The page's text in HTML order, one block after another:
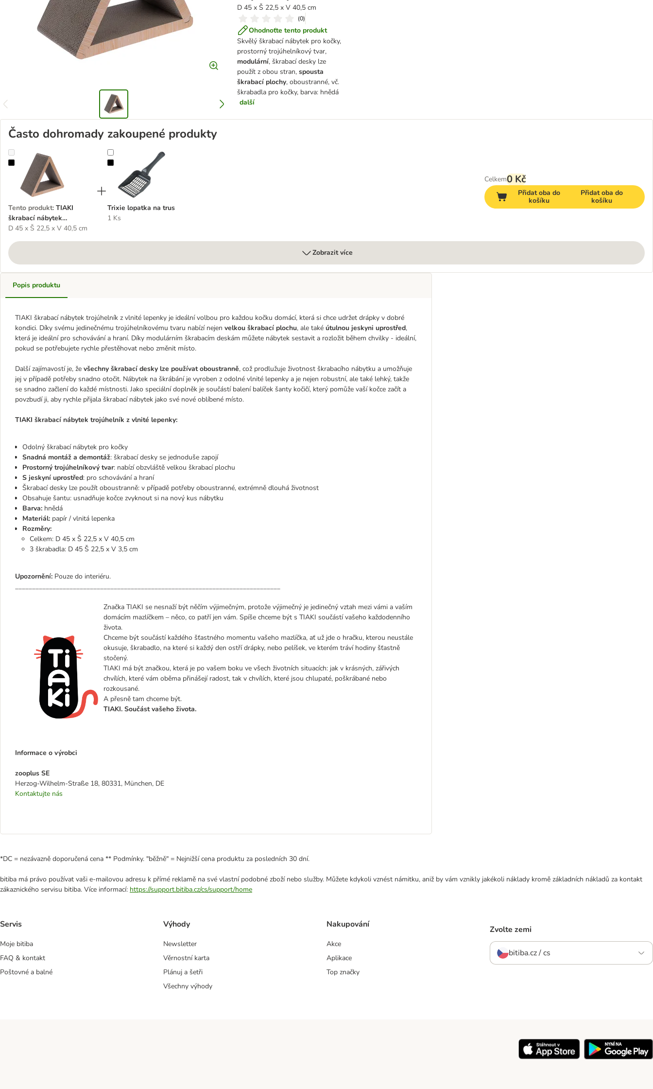
D 45 x Š 22,5 x V 40,5 cm
(0)
Ohodnoťte tento produkt
Skvělý škrabací nábytek pro kočky,
prostorný trojúhelníkový tvar,
modulární, škrabací desky lze
použít z obou stran, spousta
škrabací plochy, oboustranné, vč.
škrabadla pro kočky, barva: hnědá
další
Často dohromady zakoupené produkty
TIAKI škrabací nábytek trojúhelník z vlnité lepenky
Tento produkt: TIAKI
škrabací nábytek
trojúhelník z vlnité lepenky
D 45 x Š 22,5 x V 40,5 cm
Trixie lopatka na trus
Trixie lopatka na trus
1 Ks
Celkem0 Kč
Přidat oba do
košíku
Přidat oba do
košíku
Zobrazit více
Popis produktu
TIAKI škrabací nábytek trojúhelník z vlnité lepenky je ideální volbou pro každou kočku domácí, která si chce udržet drápky v dobré
kondici. Díky svému jedinečnému trojúhelníkovému tvaru nabízí nejen velkou škrabací plochu, ale také útulnou jeskyni uprostřed,
která je ideální pro schovávání a hraní. Díky modulárním škrabacím deskám můžete nábytek sestavit a rozložit během chvilky - ideální,
pokud se potřebujete rychle přestěhovat nebo změnit místo.
Další zajímavostí je, že všechny škrabací desky lze používat oboustranně, což prodlužuje životnost škrabacího nábytku a umožňuje
jej v případě potřeby snadno otočit. Nábytek na škrábání je vyroben z odolné vlnité lepenky a je nejen robustní, ale také lehký, takže
se snadno začlení do každé místnosti. Jako speciální doplněk je součástí balení balíček šanty kočičí, který pomůže vaší kočce začít a
povzbudí ji, aby rychle přijala škrabací nábytek jako své nové oblíbené místo.
TIAKI škrabací nábytek trojúhelník z vlnité lepenky:
Odolný škrabací nábytek pro kočky
Snadná montáž a demontáž: škrabací desky se jednoduše zapojí
Prostorný trojúhelníkový tvar: nabízí obzvláště velkou škrabací plochu
S jeskyní uprostřed: pro schovávání a hraní
Škrabací desky lze použít oboustranně: v případě potřeby oboustranné, extrémně dlouhá životnost
Obsahuje šantu: usnadňuje kočce zvyknout si na nový kus nábytku
Barva: hnědá
Materiál: papír / vlnitá lepenka
Rozměry:
Celkem: D 45 x Š 22,5 x V 40,5 cm
3 škrabadla: D 45 Š 22,5 x V 3,5 cm
Upozornění: Pouze do interiéru.
______________________________________________________________________________
Značka TIAKI se nesnaží být něčím výjimečným, protože výjimečný je jedinečný vztah mezi vámi a vaším
domácím mazlíčkem – něco, co patří jen vám. Spíše chceme být s TIAKI součástí vašeho každodenního
života.
Chceme být součástí každého šťastného momentu vašeho mazlíčka, ať už jde o hračku, kterou neustále
okusuje, škrabadlo, na které si každý den ostří drápky, nebo pelíšek, ve kterém tráví hodiny šťastně
stočený.
TIAKI má být značkou, která je po vašem boku ve všech životních situacích: jak v krásných, zářivých
chvílích, které vám oběma přinášejí radost, tak v chvílích, které jsou chlupaté, poškrábané nebo
rozkousané.
A přesně tam chceme být.
TIAKI. Součást vašeho života.
Informace o výrobci
zooplus SE
Herzog-Wilhelm-Straße 18, 80331, München, DE
Kontaktujte nás
*DC = nezávazně doporučená cena ** Podmínky. "běžně" = Nejnižší cena produktu za posledních 30 dní.
bitiba má právo používat vaši e-mailovou adresu k přímé reklamě na své vlastní podobné zboží nebo služby. Můžete kdykoli vznést námitku, aniž by vám vznikly jakékoli náklady kromě základních nákladů za kontakt
zákaznického servisu bitiba. Více informací: https://support.bitiba.cz/cs/support/home
Servis
Moje bitiba
FAQ & kontakt
Poštovné a balné
Výhody
Newsletter
Věrnostní karta
Plánuj a šetři
Všechny výhody
Nakupování
Akce
Aplikace
Top značky
Zvolte zemi
bitiba.cz / cs